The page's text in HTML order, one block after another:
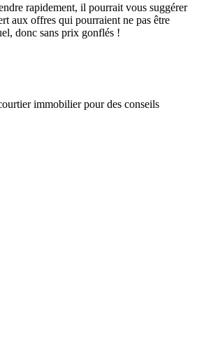
rapidement, il pourrait vous suggérer
aux offres qui pourraient ne pas être
donc sans prix gonflés !
immobilier pour des conseils